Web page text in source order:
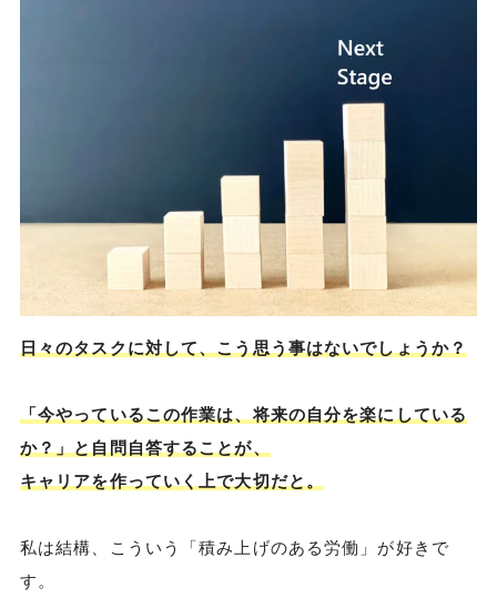
日々のタスクに対して、こう思う事はないでしょうか？
「今やっているこの作業は、将来の自分を楽にしている
か？」と自問自答することが、
キャリアを作っていく上で大切だと。
私は結構、こういう「積み上げのある労働」が好きで
す。